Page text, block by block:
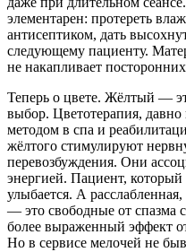
элементарен: протереть
антисептиком, дать
следующему пациенту.
не накапливает
Теперь о цвете. Жёлтый —
выбор. Цветотерапия,
методом в спа и
жёлтого стимулируют
перевозбуждения. Они
энергией. Пациент,
улыбается. А
— это свободные от спазма
более выраженный эффект
Но в сервисе мелочей не